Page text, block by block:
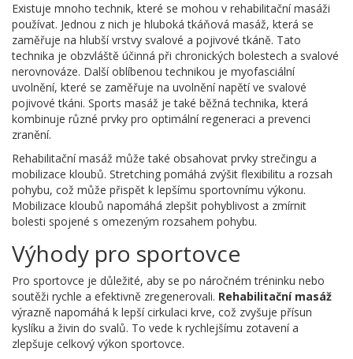
Existuje mnoho technik, které se mohou v rehabilitační masáži
používat. Jednou z nich je hluboká tkáňová masáž, která se
zaměřuje na hlubší vrstvy svalové a pojivové tkáně. Tato
technika je obzvláště účinná při chronických bolestech a svalové
nerovnováze. Další oblíbenou technikou je myofasciální
uvolnění, které se zaměřuje na uvolnění napětí ve svalové
pojivové tkáni. Sports masáž je také běžná technika, která
kombinuje různé prvky pro optimální regeneraci a prevenci
zranění.
Rehabilitační masáž může také obsahovat prvky strečingu a
mobilizace kloubů. Stretching pomáhá zvýšit flexibilitu a rozsah
pohybu, což může přispět k lepšímu sportovnímu výkonu.
Mobilizace kloubů napomáhá zlepšit pohyblivost a zmírnit
bolesti spojené s omezeným rozsahem pohybu.
Výhody pro sportovce
Pro sportovce je důležité, aby se po náročném tréninku nebo
soutěži rychle a efektivně zregenerovali. Rehabilitační masáž
výrazně napomáhá k lepší cirkulaci krve, což zvyšuje přísun
kyslíku a živin do svalů. To vede k rychlejšímu zotavení a
zlepšuje celkový výkon sportovce.